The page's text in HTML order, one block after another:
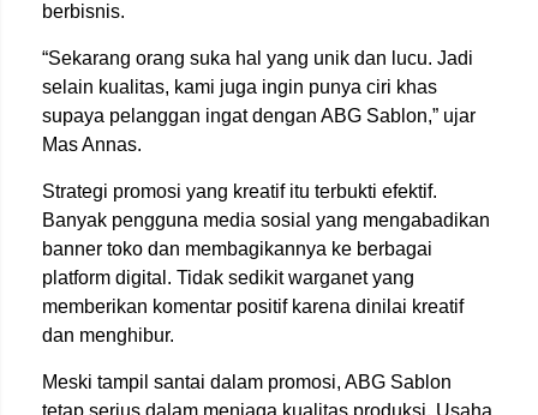
berbisnis.
“Sekarang orang suka hal yang unik dan lucu. Jadi
selain kualitas, kami juga ingin punya ciri khas
supaya pelanggan ingat dengan ABG Sablon,” ujar
Mas Annas.
Strategi promosi yang kreatif itu terbukti efektif.
Banyak pengguna media sosial yang mengabadikan
banner toko dan membagikannya ke berbagai
platform digital. Tidak sedikit warganet yang
memberikan komentar positif karena dinilai kreatif
dan menghibur.
Meski tampil santai dalam promosi, ABG Sablon
tetap serius dalam menjaga kualitas produksi. Usaha